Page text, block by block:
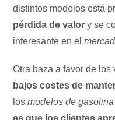
distintos modelos está
pérdida de valor y se
interesante en el
Otra baza a favor de
bajos costes de
losmodelos de
es que los clientes